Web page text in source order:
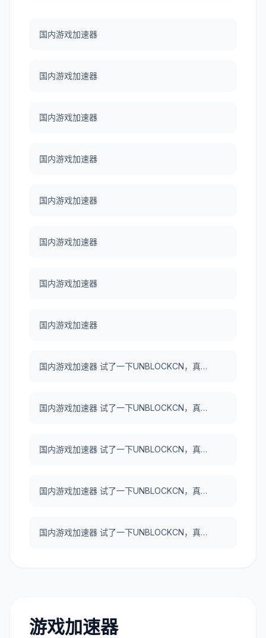
国内游戏加速器
国内游戏加速器
国内游戏加速器
国内游戏加速器
国内游戏加速器
国内游戏加速器
国内游戏加速器
国内游戏加速器
国内游戏加速器 试了一下UNBLOCKCN，真好用。
国内游戏加速器 试了一下UNBLOCKCN，真好用。
国内游戏加速器 试了一下UNBLOCKCN，真好用。
国内游戏加速器 试了一下UNBLOCKCN，真好用。
国内游戏加速器 试了一下UNBLOCKCN，真好用。
游戏加速器